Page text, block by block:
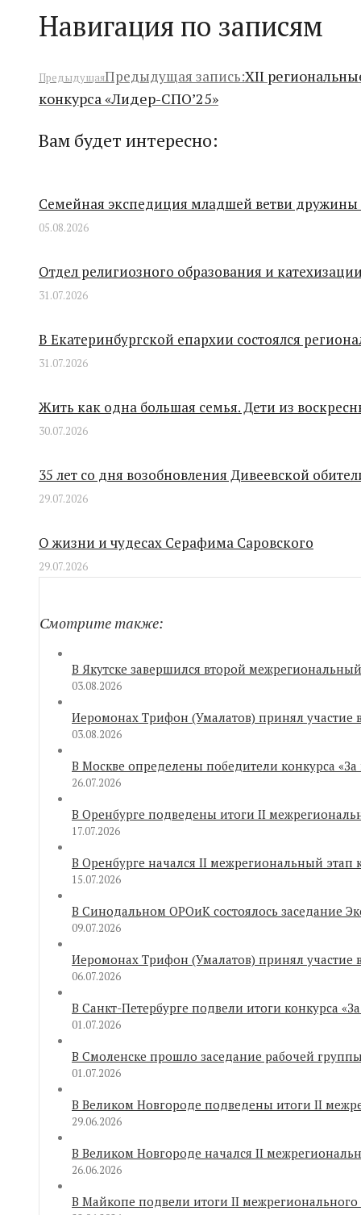
Навигация по записям
ПредыдущаяПредыдущая запись:XII
конкурса «Лидер-СПО’25»
Вам будет интересно:
Семейная экспедиция младшей ветви
05.08.2026
Отдел религиозного образования и
31.07.2026
В Екатеринбургской епархии состоялся
31.07.2026
Жить как одна большая семья. Дети из
30.07.2026
35 лет со дня возобновления Дивеевской
29.07.2026
О жизни и чудесах Серафима Саровского
29.07.2026
Смотрите также:
В Якутске завершился второй
03.08.2026
Иеромонах Трифон (Умалатов) принял участие
03.08.2026
В Москве определены победители конкурса
26.07.2026
В Оренбурге подведены итоги II
17.07.2026
В Оренбурге начался II межрегиональный этап
15.07.2026
В Синодальном ОРОиК состоялось заседание
09.07.2026
Иеромонах Трифон (Умалатов) принял участие
06.07.2026
В Санкт-Петербурге подвели итоги конкурса
01.07.2026
В Смоленске прошло заседание рабочей
01.07.2026
В Великом Новгороде подведены итоги II
29.06.2026
В Великом Новгороде начался II
26.06.2026
В Майкопе подвели итоги II межрегионального